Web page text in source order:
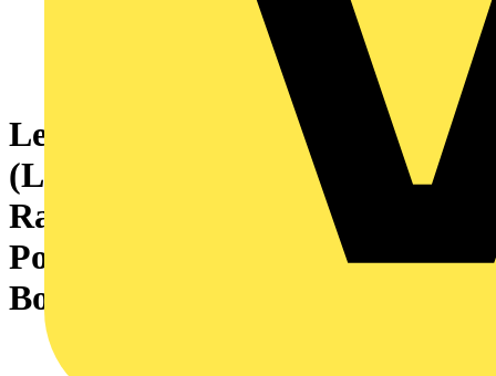
Leiterplattensteckverbinder
(Leiteranschluss), 320 V, 18 A,
Raster in mm: 5.00, 4 mm²,
Polzahl: 5, Zugbügelanschluss,
Box